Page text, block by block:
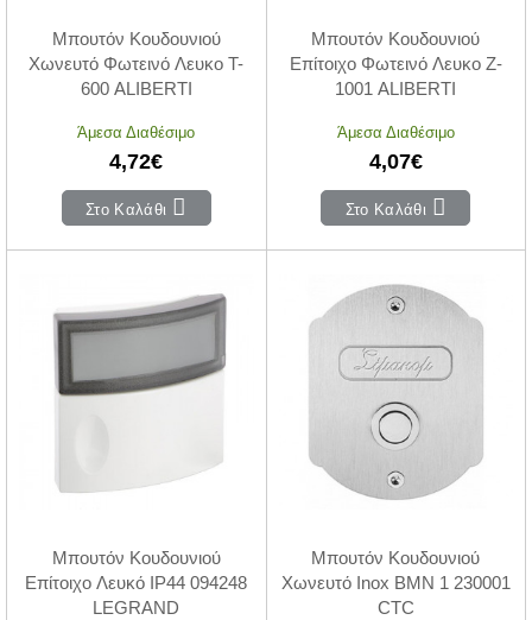
Μπουτόν Κουδουνιού
Χωνευτό Φωτεινό Λευκο T-
600 ALIBERTI
Άμεσα Διαθέσιμο
4,72€
Στο Καλάθι
Μπουτόν Κουδουνιού
Επίτοιχο Φωτεινό Λευκο Z-
1001 ALIBERTI
Άμεσα Διαθέσιμο
4,07€
Στο Καλάθι
Μπουτόν Κουδουνιού
Επίτοιχο Λευκό IP44 094248
LEGRAND
Μπουτόν Κουδουνιού
Χωνευτό Inox BMN 1 230001
CTC